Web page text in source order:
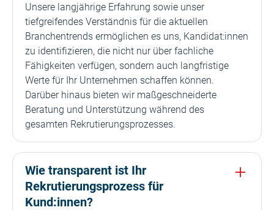
Unsere langjährige Erfahrung sowie unser
tiefgreifendes Verständnis für die aktuellen
Branchentrends ermöglichen es uns, Kandidat:innen
zu identifizieren, die nicht nur über fachliche
Fähigkeiten verfügen, sondern auch langfristige
Werte für Ihr Unternehmen schaffen können.
Darüber hinaus bieten wir maßgeschneiderte
Beratung und Unterstützung während des
gesamten Rekrutierungsprozesses.
Wie transparent ist Ihr
Rekrutierungsprozess für
Kund:innen?